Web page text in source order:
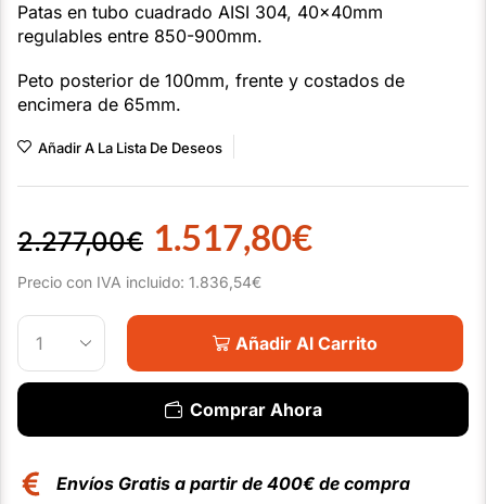
Patas en tubo cuadrado AISI 304, 40x40mm
regulables entre 850-900mm.
Peto posterior de 100mm, frente y costados de
encimera de 65mm.
Añadir A La Lista De Deseos
2.277,00€ 1.517,80€
Precio con IVA incluido: 1.836,54€
Añadir Al Carrito
Comprar Ahora
Envíos Gratis a partir de 400€ de compra